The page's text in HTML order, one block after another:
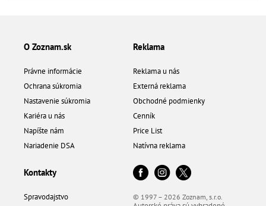
O Zoznam.sk
Právne informácie
Ochrana súkromia
Nastavenie súkromia
Kariéra u nás
Napíšte nám
Nariadenie DSA
Reklama
Reklama u nás
Externá reklama
Obchodné podmienky
Cenník
Price List
Natívna reklama
Kontakty
Spravodajstvo © 1997 – 2026 Zoznam, s.r.o.